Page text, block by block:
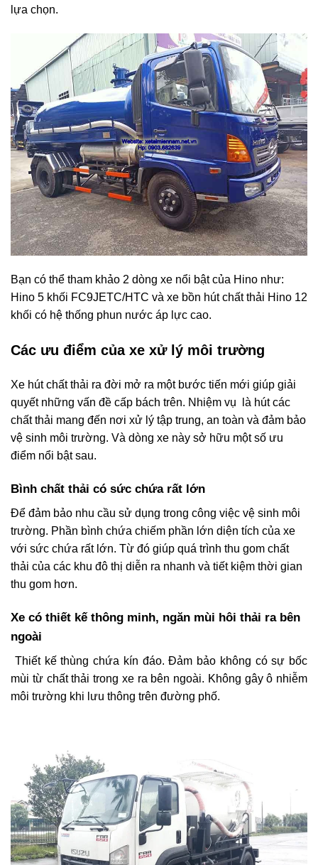
lựa chọn.
Bạn có thể tham khảo 2 dòng xe nổi bật của Hino như:
Hino 5 khối FC9JETC/HTC và xe bồn hút chất thải Hino 12
khối có hệ thống phun nước áp lực cao.
Các ưu điểm của xe xử lý môi trường
Xe hút chất thải ra đời mở ra một bước tiến mới giúp giải
quyết những vấn đề cấp bách trên. Nhiệm vụ là hút các
chất thải mang đến nơi xử lý tập trung, an toàn và đảm bảo
vệ sinh môi trường. Và dòng xe này sở hữu một số ưu
điểm nổi bật sau.
Bình chất thải có sức chứa rất lớn
Để đảm bảo nhu cầu sử dụng trong công việc vệ sinh môi
trường. Phần bình chứa chiếm phần lớn diện tích của xe
với sức chứa rất lớn. Từ đó giúp quá trình thu gom chất
thải của các khu đô thị diễn ra nhanh và tiết kiệm thời gian
thu gom hơn.
Xe có thiết kế thông minh, ngăn mùi hôi thải ra bên
ngoài
Thiết kế thùng chứa kín đáo. Đảm bảo không có sự bốc
mùi từ chất thải trong xe ra bên ngoài. Không gây ô nhiễm
môi trường khi lưu thông trên đường phố.